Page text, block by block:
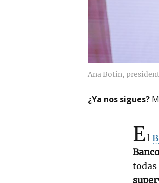
Ana Botín,
¿Ya nos sigues?
El
Banco
todas